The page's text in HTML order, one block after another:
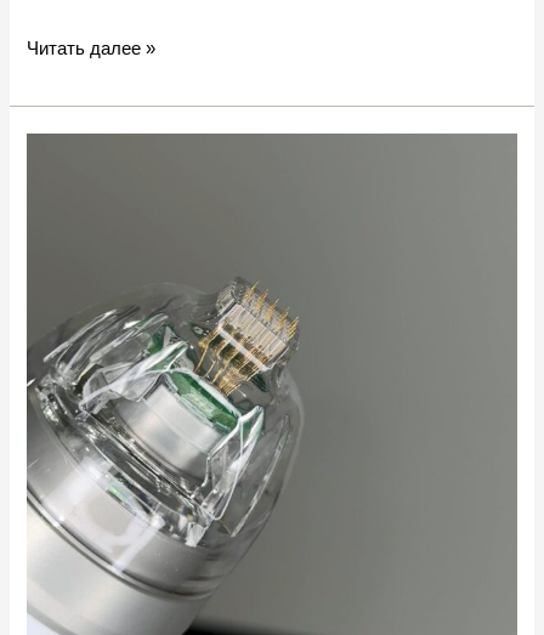
Читать далее »
помощью
EndyMed
RF
Microneedling.